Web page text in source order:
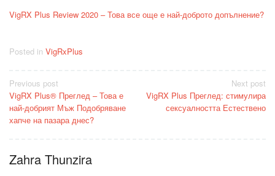
VigRX Plus Review 2020 – Това все още е най-доброто допълнение?
Posted in VigRxPlus
Post
navigation
Previous post
VigRX Plus® Преглед – Това е
най-добрият Мъж Подобряване
хапче на пазара днес?
Next post
VigRX Plus Преглед: стимулира
сексуалността Естествено
Zahra Thunzira